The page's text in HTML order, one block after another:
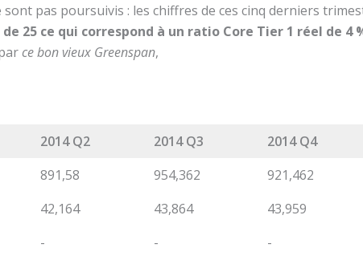
sont pas poursuivis : les chiffres de ces cinq derniers
25 ce qui correspond à un ratio Core Tier 1 réel de 4
ce bon vieux Greenspan,
2014 Q2 2014 Q3 2014 Q4
891,58 954,362 921,462
42,164 43,864 43,959
- - -